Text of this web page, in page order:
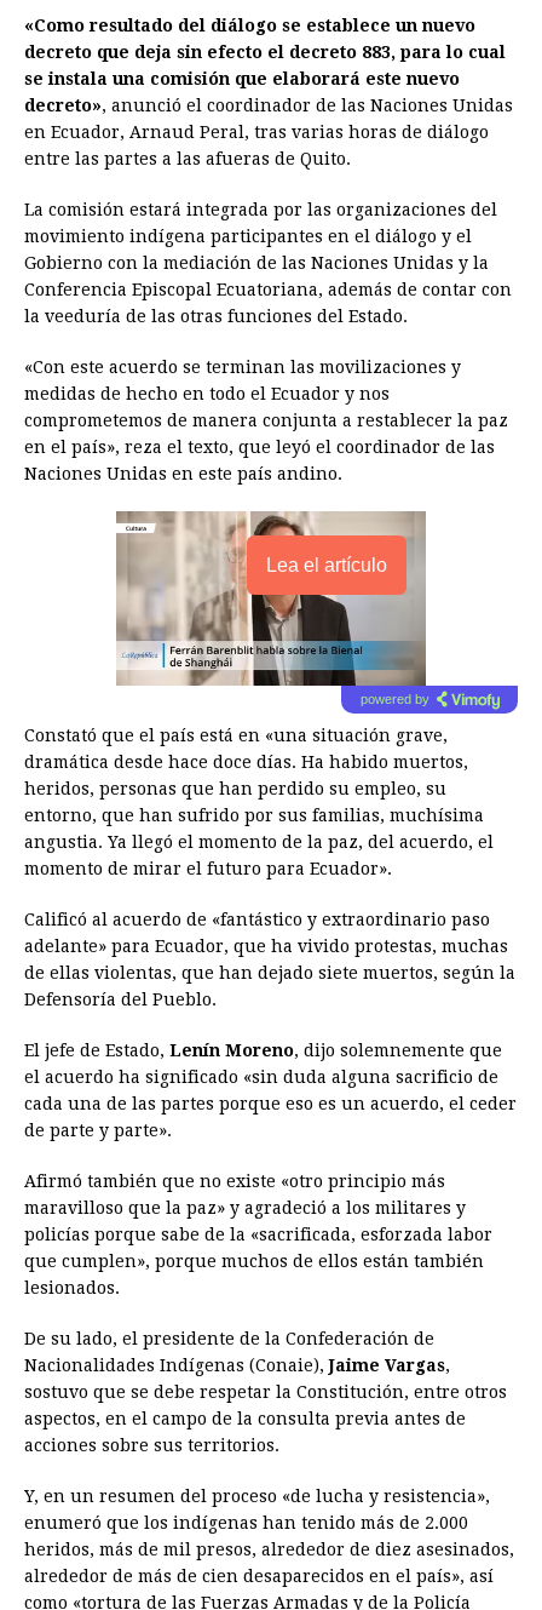
o
k
n
g
e
A
p
p
s
e
s
d
I
n
n
«Como resultado del diálogo se establece un nuevo
decreto que deja sin efecto el decreto 883, para lo cual
se instala una comisión que elaborará este nuevo
decreto», anunció el coordinador de las Naciones Unidas
en Ecuador, Arnaud Peral, tras varias horas de diálogo
entre las partes a las afueras de Quito.
La comisión estará integrada por las organizaciones del
movimiento indígena participantes en el diálogo y el
Gobierno con la mediación de las Naciones Unidas y la
Conferencia Episcopal Ecuatoriana, además de contar con
la veeduría de las otras funciones del Estado.
«Con este acuerdo se terminan las movilizaciones y
medidas de hecho en todo el Ecuador y nos
comprometemos de manera conjunta a restablecer la paz
en el país», reza el texto, que leyó el coordinador de las
Naciones Unidas en este país andino.
Lea el artículo
powered by
Constató que el país está en «una situación grave,
dramática desde hace doce días. Ha habido muertos,
heridos, personas que han perdido su empleo, su
entorno, que han sufrido por sus familias, muchísima
angustia. Ya llegó el momento de la paz, del acuerdo, el
momento de mirar el futuro para Ecuador».
Calificó al acuerdo de «fantástico y extraordinario paso
adelante» para Ecuador, que ha vivido protestas, muchas
de ellas violentas, que han dejado siete muertos, según la
Defensoría del Pueblo.
El jefe de Estado, Lenín Moreno, dijo solemnemente que
el acuerdo ha significado «sin duda alguna sacrificio de
cada una de las partes porque eso es un acuerdo, el ceder
de parte y parte».
Afirmó también que no existe «otro principio más
maravilloso que la paz» y agradeció a los militares y
policías porque sabe de la «sacrificada, esforzada labor
que cumplen», porque muchos de ellos están también
lesionados.
De su lado, el presidente de la Confederación de
Nacionalidades Indígenas (Conaie),Jaime Vargas,
sostuvo que se debe respetar la Constitución, entre otros
aspectos, en el campo de la consulta previa antes de
acciones sobre sus territorios.
Y, en un resumen del proceso «de lucha y resistencia»,
enumeró que los indígenas han tenido más de 2.000
heridos, más de mil presos, alrededor de diez asesinados,
alrededor de más de cien desaparecidos en el país», así
como «tortura de las Fuerzas Armadas y de la Policía